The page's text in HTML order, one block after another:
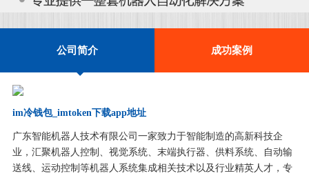
公司简介 成功案例
im冷钱包_imtoken下载app地址
广东智能机器人技术有限公司一家致力于智能制造的高新科技企
业，汇聚机器人控制、视觉系统、末端执行器、供料系统、自动输
送线、运动控制等机器人系统集成相关技术以及行业精英人才，专